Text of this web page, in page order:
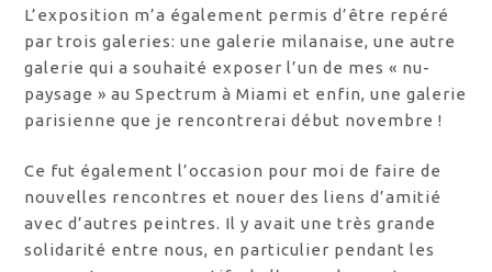
L’exposition m’a également permis d’être repéré
par trois galeries: une galerie milanaise, une autre
galerie qui a souhaité exposer l’un de mes « nu-
paysage » au Spectrum à Miami et enfin, une galerie
parisienne que je rencontrerai début novembre !
Ce fut également l’occasion pour moi de faire de
nouvelles rencontres et nouer des liens d’amitié
avec d’autres peintres. Il y avait une très grande
solidarité entre nous, en particulier pendant les